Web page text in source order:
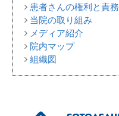
患者さんの権利と責務
当院の取り組み
メディア紹介
院内マップ
組織図